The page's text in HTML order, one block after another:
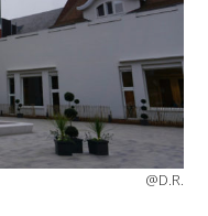
@D.R.